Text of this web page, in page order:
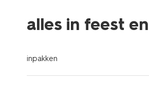
alles in feest
inpakken